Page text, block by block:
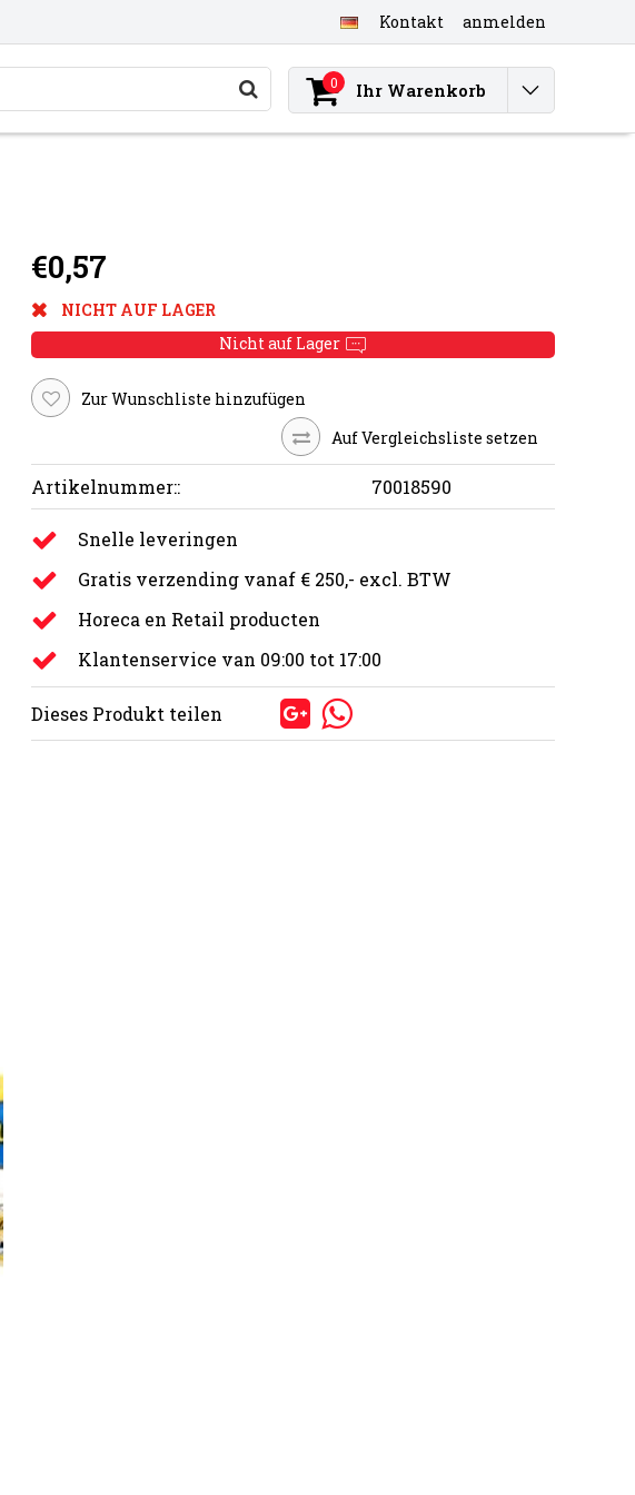
Kontakt anmelden
0 Ihr Warenkorb
€0,57
NICHT AUF LAGER
Nicht auf Lager
Zur Wunschliste hinzufügen
Auf Vergleichsliste setzen
Artikelnummer:: 70018590
Snelle leveringen
Gratis verzending vanaf € 250,- excl. BTW
Horeca en Retail producten
Klantenservice van 09:00 tot 17:00
Dieses Produkt teilen